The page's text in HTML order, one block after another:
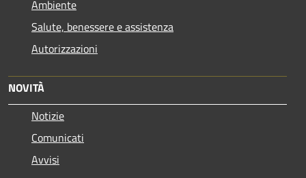
Ambiente
Salute, benessere e assistenza
Autorizzazioni
NOVITÀ
Notizie
Comunicati
Avvisi